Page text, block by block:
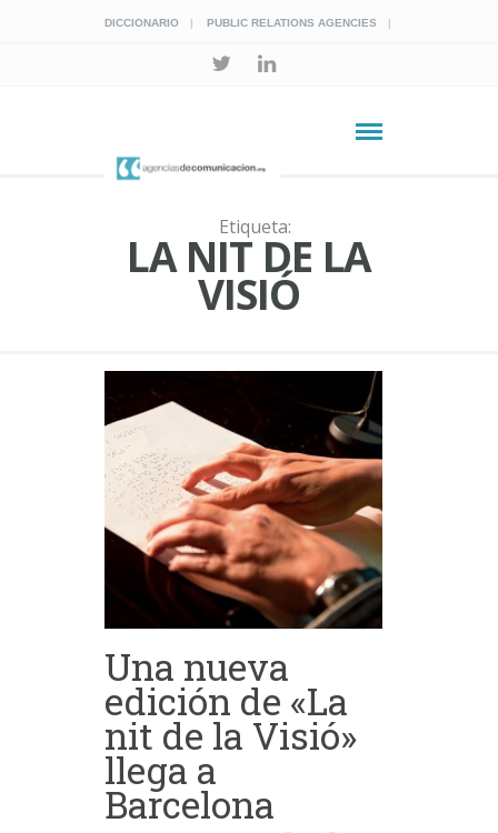
DICCIONARIO PUBLIC RELATIONS AGENCIES
Etiqueta:
LA NIT DE LA
VISIÓ
Una nueva
edición de «La
nit de la Visió»
llega a
Barcelona